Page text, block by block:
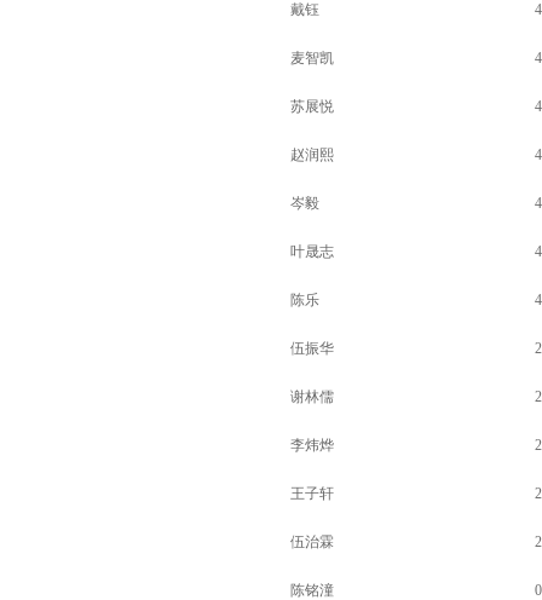
戴钰 4
麦智凯 4
苏展悦 4
赵润熙 4
岑毅 4
叶晟志 4
陈乐 4
伍振华 2
谢林儒 2
李炜烨 2
王子轩 2
伍治霖 2
陈铭潼 0